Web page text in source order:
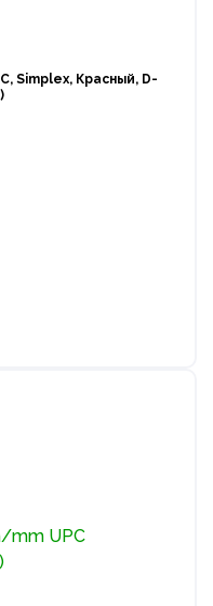
Simplex, Красный, D-